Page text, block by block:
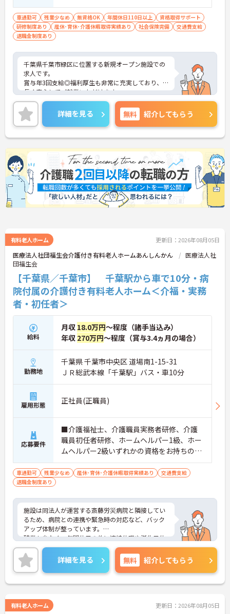
車通勤可 残業少なめ 無資格OK 年間休日110日以上
資格取得サポート
研修制度あり
産休･育休･介護休暇取得実績あり 社会保険完備
交通費支給
退職金制度あり
千葉県千葉市緑区に位置する新規オープン施設での
求人です。
賞与年3回支給◎福利厚生も非常に充実しており、
長く安心してご就業いただけます。
ご興味ある方には、面接のポイントなど、さらに詳
細をお話致しますのでお気軽にご相談ください。
詳細を見る 無料 紹介してもらう
有料老人ホーム 更新日：2026年08月05日
医療法人社団福生会介護付き有料老人ホームあんしんかん
医療法人社
団福生会
【千葉県／千葉市】 千葉駅から車で10分・病
院付属の介護付き有料老人ホーム＜介福・実務
者・初任者＞
給料
月収 18.0万円～程度（諸手当込み）
年収 270万円～程度（賞与3.4ヵ月の場合）
勤務地
千葉県 千葉市中央区 道場南1-15-31
ＪＲ総武本線「千葉駅」バス・車10分
雇用形態 正社員(正職員)
応募要件
■介護福祉士、介護職員実務者研修、介護
職員初任者研修、ホームヘルパー1級、ホー
ムヘルパー2級いずれかの資格をお持ちの方
※介護施設等での経験があれば尚可
車通勤可 残業少なめ 産休･育休･介護休暇取得実績あり
交通費支給
退職金制度あり
施設は同法人が運営する斎藤労災病院と隣接してい
るため、病院との連携や緊急時の対応など、バック
アップ体制が整っています。
残業も少なく、年間休日の他に連続休暇や誕生日休
暇があるためプライベートも大切にできます。
ご興味のある方には、面接対策ポイントなど、さら
に詳細をお話いたしますのでお気軽にご相談下さ
い。
詳細を見る 無料 紹介してもらう
有料老人ホーム 更新日：2026年08月05日